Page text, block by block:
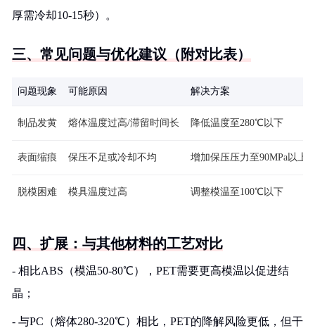
厚需冷却10-15秒）。
三、常见问题与优化建议（附对比表）
问题现象 可能原因 解决方案
制品发黄 熔体温度过高/滞留时间长 降低温度至280℃以下
表面缩痕 保压不足或冷却不均 增加保压压力至90MPa以上
脱模困难 模具温度过高 调整模温至100℃以下
四、扩展：与其他材料的工艺对比
- 相比ABS（模温50-80℃），PET需要更高模温以促进结
晶；
- 与PC（熔体280-320℃）相比，PET的降解风险更低，但干